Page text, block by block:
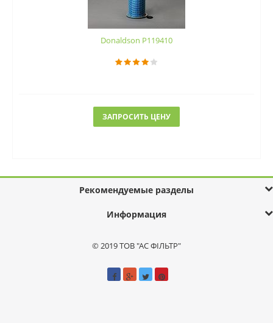
Donaldson P119410
ЗАПРОСИТЬ ЦЕНУ
Рекомендуемые разделы
Информация
© 2019 ТОВ "АС ФІЛЬТР"